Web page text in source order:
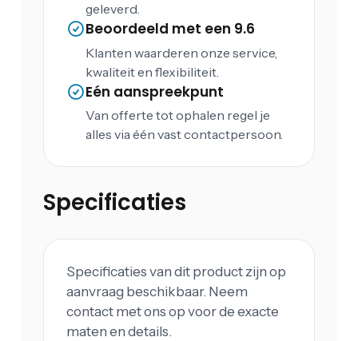
geleverd.
Beoordeeld met een 9.6
Klanten waarderen onze service,
kwaliteit en flexibiliteit.
Eén aanspreekpunt
Van offerte tot ophalen regel je
alles via één vast contactpersoon.
Specificaties
Specificaties van dit product zijn op
aanvraag beschikbaar. Neem
contact met ons op voor de exacte
maten en details.